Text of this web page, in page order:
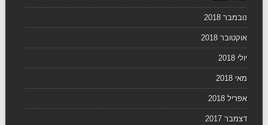
נובמבר 2018
אוקטובר 2018
יולי 2018
מאי 2018
אפריל 2018
דצמבר 2017